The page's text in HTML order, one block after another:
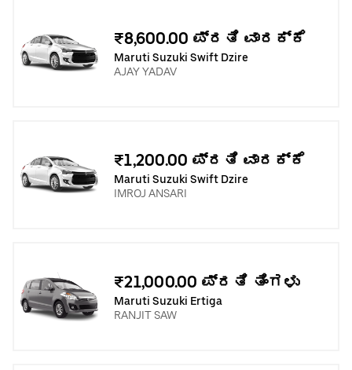
₹8,600.00 ಪ್ರತಿ ವಾರಕ್ಕೆ
Maruti Suzuki Swift Dzire
AJAY YADAV
₹1,200.00 ಪ್ರತಿ ವಾರಕ್ಕೆ
Maruti Suzuki Swift Dzire
IMROJ ANSARI
₹21,000.00 ಪ್ರತಿ ತಿಂಗಳು
Maruti Suzuki Ertiga
RANJIT SAW